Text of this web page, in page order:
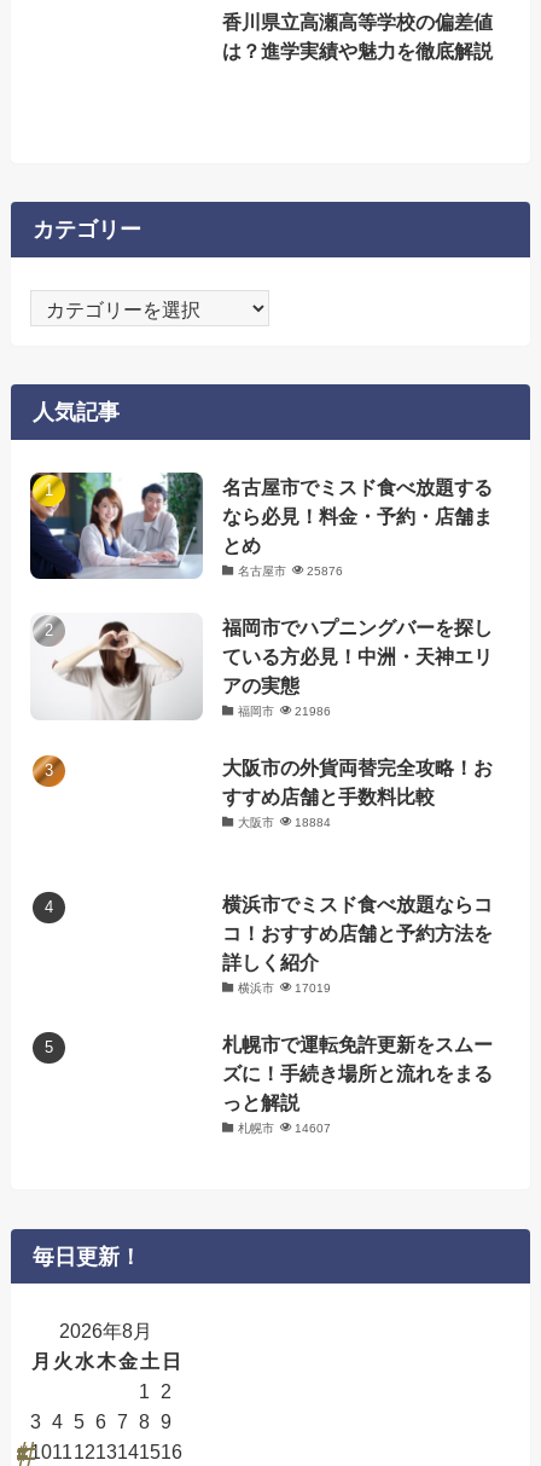
香川県立高瀬高等学校の偏差値
は？進学実績や魅力を徹底解説
カテゴリー
テ
ー
人気記事
名古屋市でミスド食べ放題する
なら必見！料金・予約・店舗ま
とめ
名古屋市 25876
福岡市でハプニングバーを探し
ている方必見！中洲・天神エリ
アの実態
福岡市 21986
大阪市の外貨両替完全攻略！お
すすめ店舗と手数料比較
大阪市 18884
横浜市でミスド食べ放題ならコ
コ！おすすめ店舗と予約方法を
詳しく紹介
横浜市 17019
札幌市で運転免許更新をスムー
ズに！手続き場所と流れをまる
っと解説
札幌市 14607
毎日更新！
2026年8月
月 火 水木金土 日
1
2
3 4 5 6 7 8 9
10111213141516